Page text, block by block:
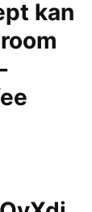
kan